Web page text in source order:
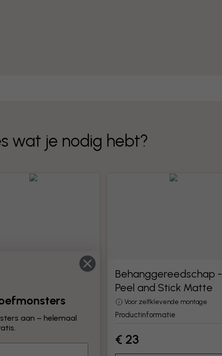
wat je nodig hebt?
van behang
Behanggereedschap -
Peel and Stick Matte
Voor zelfklevende montage
Productinformatie
€ 23
aan – helemaal